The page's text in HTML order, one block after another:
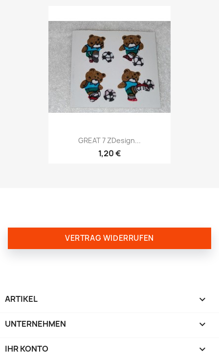
GREAT 7 ZDesign...
1,20 €
VERTRAG WIDERRUFEN
ARTIKEL 
UNTERNEHMEN 
IHR KONTO 